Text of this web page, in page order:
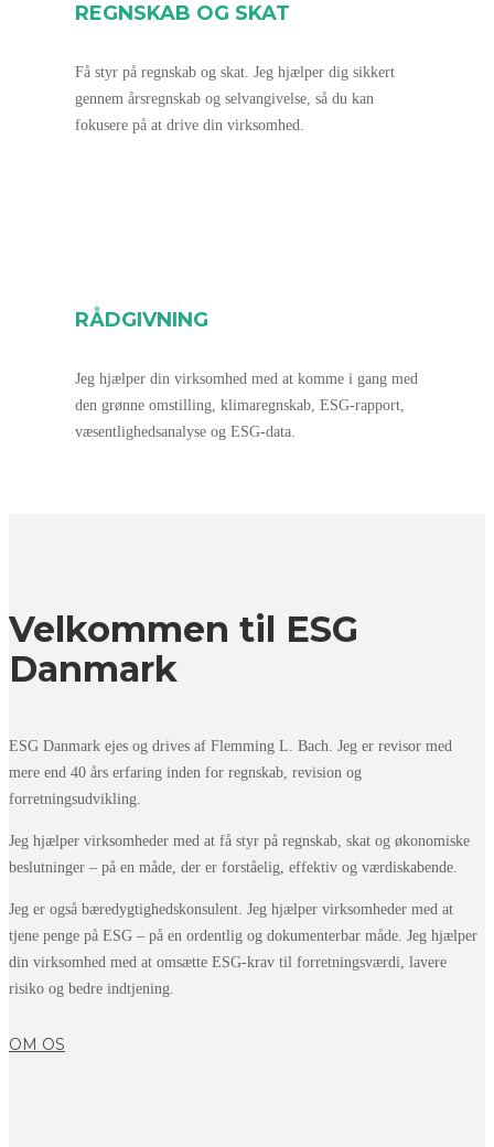
REGNSKAB OG SKAT
Få styr på regnskab og skat. Jeg hjælper dig sikkert
gennem årsregnskab og selvangivelse, så du kan
fokusere på at drive din virksomhed.
RÅDGIVNING
Jeg hjælper din virksomhed med at komme i gang med
den grønne omstilling, klimaregnskab, ESG-rapport,
væsentlighedsanalyse og ESG-data.
Velkommen til ESG
Danmark
ESG Danmark ejes og drives af Flemming L. Bach. Jeg er revisor med
mere end 40 års erfaring inden for regnskab, revision og
forretningsudvikling.
Jeg hjælper virksomheder med at få styr på regnskab, skat og økonomiske
beslutninger – på en måde, der er forståelig, effektiv og værdiskabende.
Jeg er også bæredygtighedskonsulent. Jeg hjælper virksomheder med at
tjene penge på ESG – på en ordentlig og dokumenterbar måde. Jeg hjælper
din virksomhed med at omsætte ESG-krav til forretningsværdi, lavere
risiko og bedre indtjening.
OM OS